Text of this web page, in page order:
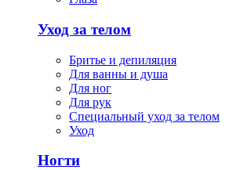
Уход за телом
Бритье и депиляция
Для ванны и душа
Для ног
Для рук
Специальный уход за телом
Уход
Ногти